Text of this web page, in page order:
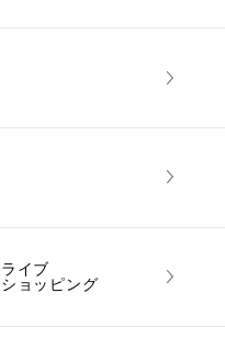
ライブ
ショッピング